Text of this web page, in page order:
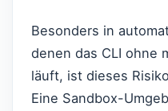
Besonders in
denen das CLI ohne
läuft, ist dieses
Eine Sandbox-